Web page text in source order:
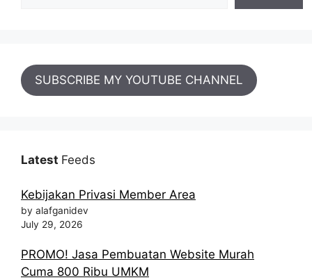
SUBSCRIBE MY YOUTUBE CHANNEL
Latest Feeds
Kebijakan Privasi Member Area
by alafganidev
July 29, 2026
PROMO! Jasa Pembuatan Website Murah
Cuma 800 Ribu UMKM